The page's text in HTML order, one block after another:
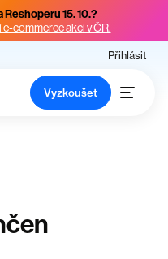
15. 10.?
e-commerce akci v ČR.
Přihlásit
Vyzkoušet